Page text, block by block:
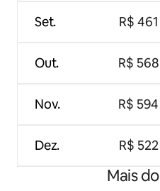
Set.
Out.
Nov.
Dez.
R$ 461
R$ 568
R$ 594
R$ 522
Mais